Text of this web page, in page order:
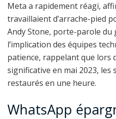
Meta a rapidement réagi,
travaillaient d’arrache-pied
Andy Stone, porte-parole du
l’implication des équipes
patience, rappelant que lors
significative en mai 2023, les
restaurés en une heure.
WhatsApp